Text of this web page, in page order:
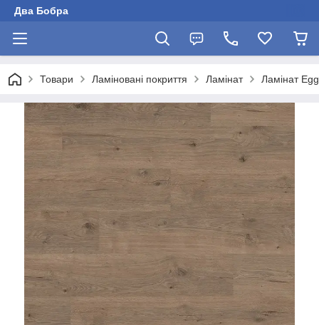
Два Бобра
Товари Ламіновані покриття Ламінат Ламінат